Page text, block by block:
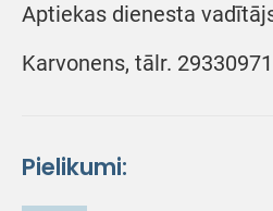
Aptiekas dienesta
Karvonens, tālr. 29330971
Pielikumi: